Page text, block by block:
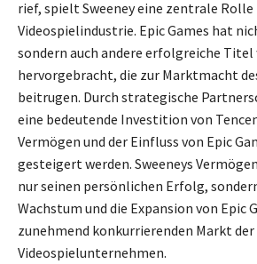
rief, spielt Sweeney eine zentrale Rolle
Videospielindustrie. Epic Games hat
sondern auch andere erfolgreiche Titel
hervorgebracht, die zur Marktmacht
beitrugen. Durch strategische
eine bedeutende Investition von
Vermögen und der Einfluss von Epic
gesteigert werden. Sweeneys
nur seinen persönlichen Erfolg,
Wachstum und die Expansion von Epic
zunehmend konkurrierenden Markt der
Videospielunternehmen.